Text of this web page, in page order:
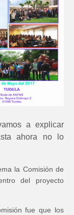
a explicar
ahora no lo
la Comisión de
del proyecto
fue que los